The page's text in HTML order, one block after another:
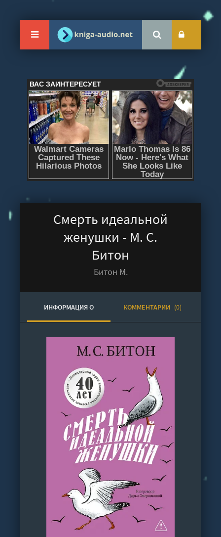
Смерть идеальной
женушки - М. С.
Битон
Битон М.
ИНФОРМАЦИЯ О
АУДИОКНИГЕ
КОММЕНТАРИИ (0)